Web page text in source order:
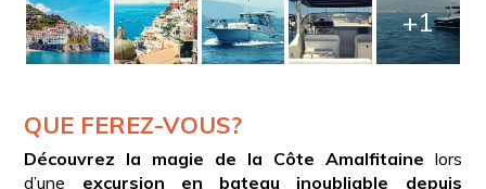
+1
QUE FEREZ-VOUS?
Découvrez la magie de la Côte Amalfitaine lors
d’une excursion en bateau inoubliable depuis